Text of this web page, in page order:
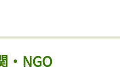
・NGO